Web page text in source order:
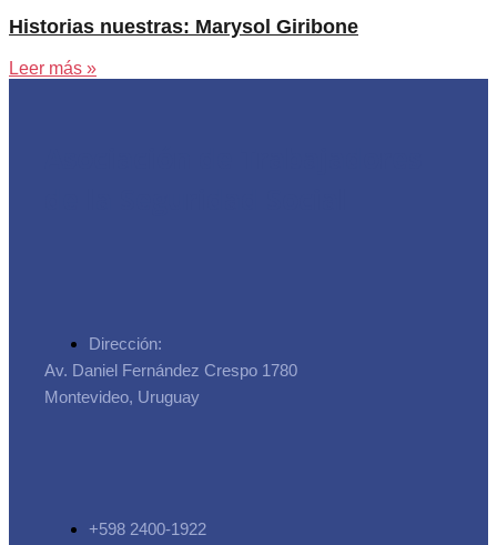
Historias nuestras: Marysol Giribone
Leer más »
Dirección:
Av. Daniel Fernández Crespo 1780
Montevideo, Uruguay
+598 2400-1922